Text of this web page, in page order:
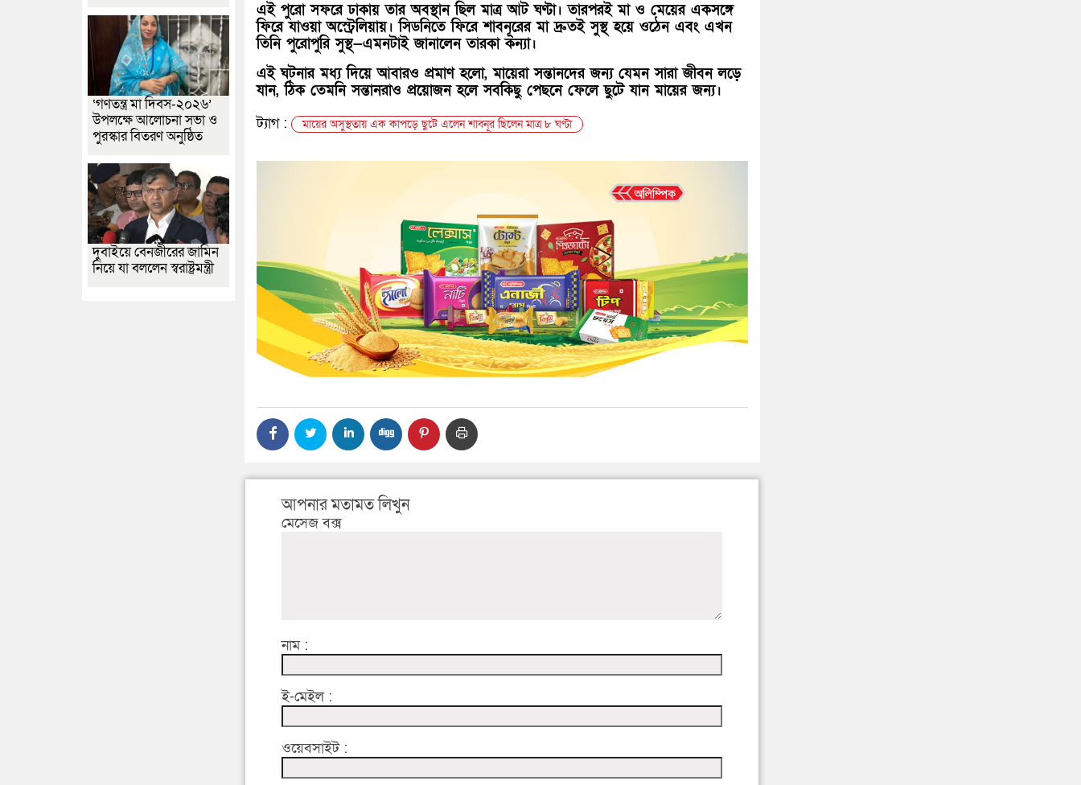
এই পুরো সফরে ঢাকায় তার অবস্থান ছিল মাত্র আট ঘণ্টা। তারপরই মা ও মেয়ের একসঙ্গে
ফিরে যাওয়া অস্ট্রেলিয়ায়। সিডনিতে ফিরে শাবনূরের মা দ্রুতই সুস্থ হয়ে ওঠেন এবং এখন
তিনি পুরোপুরি সুস্থ—এমনটাই জানালেন তারকা কন্যা।
এই ঘটনার মধ্য দিয়ে আবারও প্রমাণ হলো, মায়েরা সন্তানদের জন্য যেমন সারা জীবন লড়ে
যান, ঠিক তেমনি সন্তানরাও প্রয়োজন হলে সবকিছু পেছনে ফেলে ছুটে যান মায়ের জন্য।
ট্যাগ :
মায়ের অসুস্থতায় এক কাপড়ে ছুটে এলেন শাবনূর ছিলেন মাত্র ৮ ঘণ্টা
আপনার মতামত লিখুন
মেসেজ বক্স
নাম :
ই-মেইল :
ওয়েবসাইট :
‘গণতন্ত্র মা দিবস-২০২৬’
উপলক্ষে আলোচনা সভা ও
পুরস্কার বিতরণ অনুষ্ঠিত
দুবাইয়ে বেনজীরের জামিন
নিয়ে যা বললেন স্বরাষ্ট্রমন্ত্রী